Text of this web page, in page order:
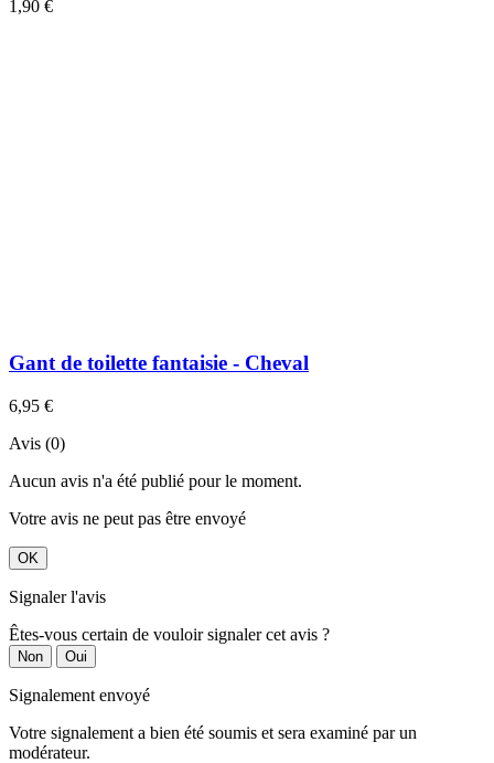
1,90 €
Gant de toilette fantaisie - Cheval
6,95 €
Avis (0)
Aucun avis n'a été publié pour le moment.
Votre avis ne peut pas être envoyé
OK
Signaler l'avis
Êtes-vous certain de vouloir signaler cet avis ?
Non Oui
Signalement envoyé
Votre signalement a bien été soumis et sera examiné par un
modérateur.